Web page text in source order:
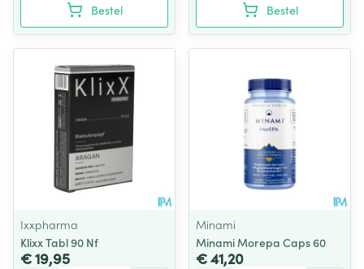
Bestel Bestel
Ixxpharma
Klixx Tabl 90 Nf
€ 19,95
Minami
Minami Morepa Caps 60
€ 41,20